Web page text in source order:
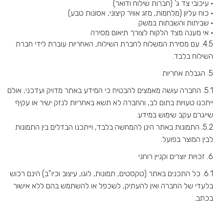
• עיכובי צד ג’ (חברות שילוח ודואר)
• כוח עליון (מלחמות, מזג אוויר קיצוני, אסונות טבע)
• שביתות והשבתות במשק
• אי מענה מצד הלקוח לצורך תיאום מסירה
4.5. עם מסירת המשלוח לחברת השילוח, האחריות עוברת לידי חברת
השילוח בלבד
5. הגבלת אחריות
5.1. החברה עושה מאמצים להבטיח כי המידע באתר מדויק ועדכני, אולם
ייתכנו טעויות בתום לב, והחברה לא תשא באחריות לנזק ישיר או עקיף
שייגרם עקב שימוש במידע
5.2. התמונות באתר הינן להמחשה בלבד, וייתכנו הבדלים בין התמונות
לבין המוצר בפועל
6. זכויות יוצרים וקניין רוחני
6.1. כל התכנים באתר (טקסטים, תמונות, לוגו, עיצוב וכיו”ב) הינם רכוש
בלעדי של החברה ואין להעתיק, לשכפל או להשתמש בהם ללא אישור
בכתב